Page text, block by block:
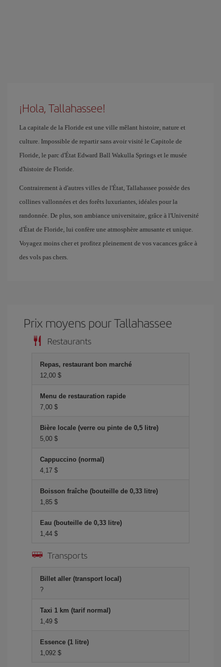
¡Hola, Tallahassee!
La capitale de la Floride est une ville mêlant histoire, nature et
culture. Impossible de repartir sans avoir visité le Capitole de
Floride, le parc d'État Edward Ball Wakulla Springs et le musée
d'histoire de Floride.
Contrairement à d'autres villes de l'État, Tallahassee possède des
collines vallonnées et des forêts luxuriantes, idéales pour la
randonnée. De plus, son ambiance universitaire, grâce à l'Université
d'État de Floride, lui confère une atmosphère amusante et unique.
Voyagez moins cher et profitez pleinement de vos vacances grâce à
des vols pas chers.
Prix ​​moyens pour Tallahassee
Restaurants
Repas, restaurant bon marché
12,00 $
Menu de restauration rapide
7,00 $
Bière locale (verre ou pinte de 0,5 litre)
5,00 $
Cappuccino (normal)
4,17 $
Boisson fraîche (bouteille de 0,33 litre)
1,85 $
Eau (bouteille de 0,33 litre)
1,44 $
Transports
Billet aller (transport local)
?
Taxi 1 km (tarif normal)
1,49 $
Essence (1 litre)
1,092 $